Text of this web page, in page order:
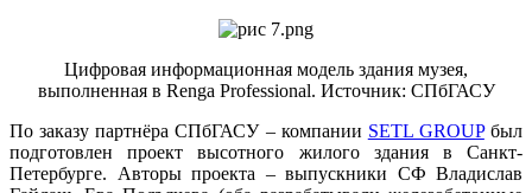
Цифровая информационная модель здания музея,
выполненная в Renga Professional. Источник: СПбГАСУ
По заказу партнёра СПбГАСУ – компании SETL GROUPбыл
подготовлен проект высотного жилого здания в Санкт-
Петербурге. Авторы проекта – выпускники СФ Владислав